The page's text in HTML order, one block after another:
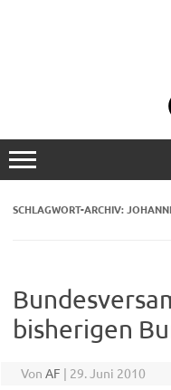
SCHLAGWORT-ARCHIV:
bisherigen
Von AF | 29. Juni 2010